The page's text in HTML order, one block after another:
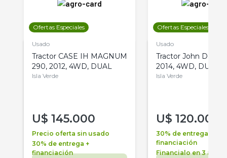
Ofertas Especiales
Usado
Tractor CASE IH MAGNUM
290, 2012, 4WD, DUAL
Isla Verde
U$ 145.000
Precio oferta sin usado
30% de entrega +
financiación
Ofertas Especiales
Usado
Tractor John Deere
2014, 4WD, DUAL
Isla Verde
U$ 120.000
30% de entrega +
financiación
Financialo en 3 años